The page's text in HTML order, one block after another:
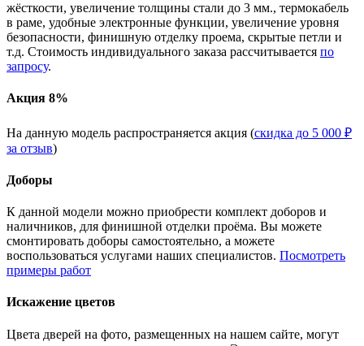
жёсткости, увеличение толщины стали до 3 мм., термокабель
в раме, удобные электронные функции, увеличение уровня
безопасности, финишную отделку проема, скрытые петли и
т.д. Стоимость индивидуального заказа рассчитывается по
запросу.
Акция 8%
На данную модель распространяется акция (скидка до 5 000 ₽
за отзыв)
Доборы
К данной модели можно приобрести комплект доборов и
наличников, для финишной отделки проёма. Вы можете
смонтировать доборы самостоятельно, а можете
воспользоваться услугами наших специалистов. Посмотреть
примеры работ
Искажение цветов
Цвета дверей на фото, размещенных на нашем сайте, могут